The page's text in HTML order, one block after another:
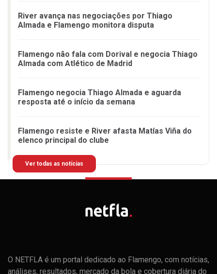
River avança nas negociações por Thiago
Almada e Flamengo monitora disputa
Flamengo não fala com Dorival e negocia Thiago
Almada com Atlético de Madrid
Flamengo negocia Thiago Almada e aguarda
resposta até o início da semana
Flamengo resiste e River afasta Matías Viña do
elenco principal do clube
Ver todas as notícias
O NETFLA é um portal dedicado ao Flamengo, com notícias,
análises, resultados, mercado da bola e cobertura diária do